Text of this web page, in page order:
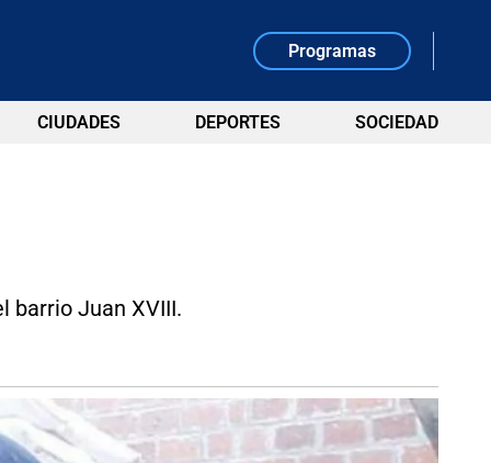
Programas
CIUDADES DEPORTES SOCIEDAD
barrio Juan XVIII.